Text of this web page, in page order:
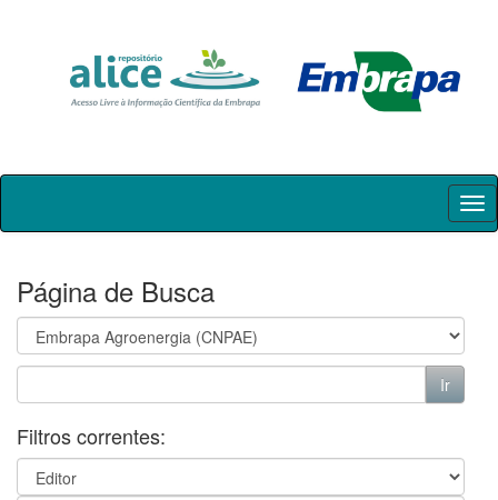
Skip
Página de Busca
Filtros correntes: